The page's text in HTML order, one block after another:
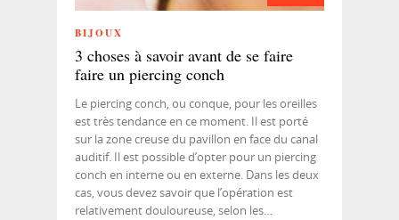
BIJOUX
3 choses à savoir avant de se faire
faire un piercing conch
Le piercing conch, ou conque, pour les oreilles
est très tendance en ce moment. Il est porté
sur la zone creuse du pavillon en face du canal
auditif. Il est possible d’opter pour un piercing
conch en interne ou en externe. Dans les deux
cas, vous devez savoir que l’opération est
relativement douloureuse, selon les…